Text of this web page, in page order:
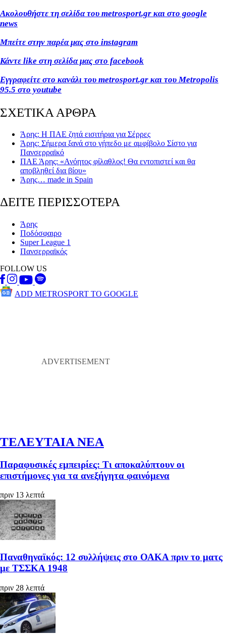
Ακολουθήστε τη σελίδα του metrosport.gr και στο google
news
Μπείτε στην παρέα μας στο instagram
Κάντε like στη σελίδα μας στο facebook
Εγγραφείτε στο κανάλι του metrosport.gr και του Metropolis
95.5 στο youtube
ΣΧΕΤΙΚΑ ΑΡΘΡΑ
Άρης: Η ΠΑΕ ζητά εισιτήρια για Σέρρες
Άρης: Σήμερα ξανά στο γήπεδο με αμφίβολο Σίστο για
Πανσερραϊκό
ΠΑΕ Άρης: «Ανόητος φίλαθλος! Θα εντοπιστεί και θα
αποβληθεί δια βίου»
Άρης… made in Spain
ΔΕΙΤΕ ΠΕΡΙΣΣΟΤΕΡΑ
Άρης
Ποδόσφαιρο
Super League 1
Πανσερραϊκός
FOLLOW US
ADD METROSPORT TO GOOGLE
ΤΕΛΕΥΤΑΙΑ ΝΕΑ
Παραφυσικές εμπειρίες: Τι αποκαλύπτουν οι
επιστήμονες για τα ανεξήγητα φαινόμενα
πριν 13 λεπτά
Παναθηναϊκός: 12 συλλήψεις στο ΟΑΚΑ πριν το ματς
με ΤΣΣΚΑ 1948
πριν 28 λεπτά